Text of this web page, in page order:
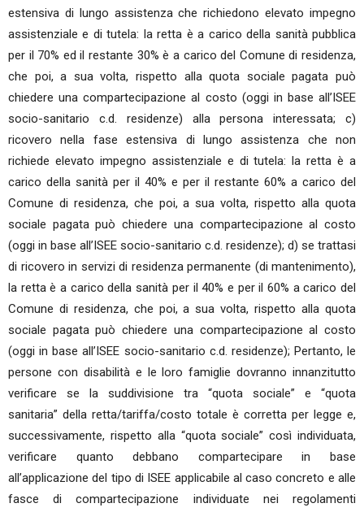
estensiva di lungo assistenza che richiedono elevato impegno
assistenziale e di tutela: la retta è a carico della sanità pubblica
per il 70% ed il restante 30% è a carico del Comune di residenza,
che poi, a sua volta, rispetto alla quota sociale pagata può
chiedere una compartecipazione al costo (oggi in base all’ISEE
socio-sanitario c.d. residenze) alla persona interessata; c)
ricovero nella fase estensiva di lungo assistenza che non
richiede elevato impegno assistenziale e di tutela: la retta è a
carico della sanità per il 40% e per il restante 60% a carico del
Comune di residenza, che poi, a sua volta, rispetto alla quota
sociale pagata può chiedere una compartecipazione al costo
(oggi in base all’ISEE socio-sanitario c.d. residenze); d) se trattasi
di ricovero in servizi di residenza permanente (di mantenimento),
la retta è a carico della sanità per il 40% e per il 60% a carico del
Comune di residenza, che poi, a sua volta, rispetto alla quota
sociale pagata può chiedere una compartecipazione al costo
(oggi in base all’ISEE socio-sanitario c.d. residenze); Pertanto, le
persone con disabilità e le loro famiglie dovranno innanzitutto
verificare se la suddivisione tra “quota sociale” e “quota
sanitaria” della retta/tariffa/costo totale è corretta per legge e,
successivamente, rispetto alla “quota sociale” così individuata,
verificare quanto debbano compartecipare in base
all’applicazione del tipo di ISEE applicabile al caso concreto e alle
fasce di compartecipazione individuate nei regolamenti